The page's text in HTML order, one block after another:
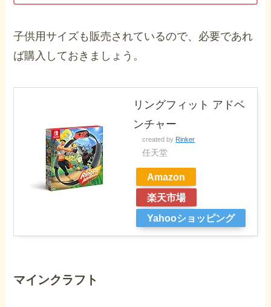
子供用サイズも販売されているので、必要であれ
ば購入しておきましょう。
リングフィット アドベ
ンチャー
created by Rinker
任天堂
Amazon
楽天市場
Yahooショッピング
マインクラフト